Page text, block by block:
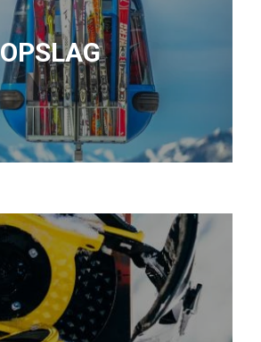
OPSLAG